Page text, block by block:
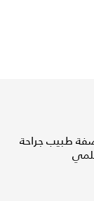
طبيب جراحة